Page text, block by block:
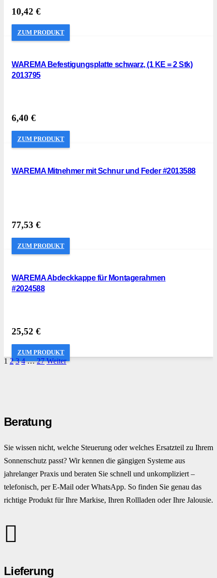
10,42 €
ZUM PRODUKT
WAREMA Befestigungsplatte schwarz, (1 KE = 2 Stk)
2013795
6,40 €
ZUM PRODUKT
WAREMA Mitnehmer mit Schnur und Feder #2013588
77,53 €
ZUM PRODUKT
WAREMA Abdeckkappe für Montagerahmen
#2024588
25,52 €
ZUM PRODUKT
1 2 3 4 … 27 Weiter
Beratung
Sie wissen nicht, welche Steuerung oder welches Ersatzteil zu Ihrem
Sonnenschutz passt? Wir kennen die gängigen Systeme aus
jahrelanger Praxis und beraten Sie schnell und unkompliziert –
telefonisch, per E-Mail oder WhatsApp. So finden Sie genau das
richtige Produkt für Ihre Markise, Ihren Rollladen oder Ihre Jalousie.
Lieferung